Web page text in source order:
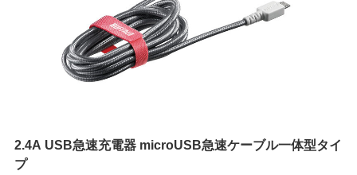
2.4A USB急速充電器 microUSB急速ケーブル一体型タイ
プ